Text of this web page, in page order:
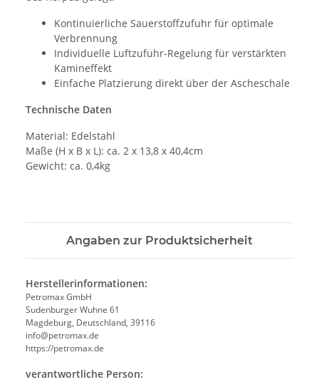
Kontinuierliche Sauerstoffzufuhr für optimale
Verbrennung
Individuelle Luftzufuhr-Regelung für verstärkten
Kamineffekt
Einfache Platzierung direkt über der Ascheschale
Technische Daten
Material: Edelstahl
Maße (H x B x L): ca. 2 x 13,8 x 40,4cm
Gewicht: ca. 0,4kg
Angaben zur Produktsicherheit
Herstellerinformationen:
Petromax GmbH
Sudenburger Wuhne 61
Magdeburg, Deutschland, 39116
info@petromax.de
https://petromax.de
verantwortliche Person: